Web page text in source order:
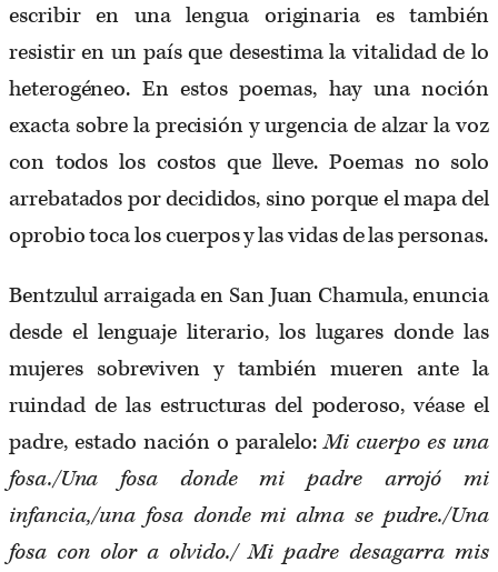
escribir en una lengua originaria es también
resistir en un país que desestima la vitalidad de lo
heterogéneo. En estos poemas, hay una noción
exacta sobre la precisión y urgencia de alzar la voz
con todos los costos que lleve. Poemas no solo
arrebatados por decididos, sino porque el mapa del
oprobio toca los cuerpos y las vidas de las personas.
Bentzulul arraigada en San Juan Chamula, enuncia
desde el lenguaje literario, los lugares donde las
mujeres sobreviven y también mueren ante la
ruindad de las estructuras del poderoso, véase el
padre, estado nación o paralelo:Mi cuerpo es una
fosa./Una fosa donde mi padre arrojó mi
infancia,/una fosa donde mi alma se pudre./Una
fosa con olor a olvido./ Mi padre desagarra mis